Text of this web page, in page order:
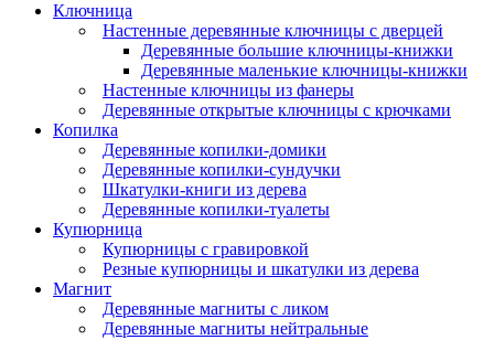
Ключница
Настенные деревянные ключницы с дверцей
Деревянные большие ключницы-книжки
Деревянные маленькие ключницы-книжки
Настенные ключницы из фанеры
Деревянные открытые ключницы с крючками
Копилка
Деревянные копилки-домики
Деревянные копилки-сундучки
Шкатулки-книги из дерева
Деревянные копилки-туалеты
Купюрница
Купюрницы с гравировкой
Резные купюрницы и шкатулки из дерева
Магнит
Деревянные магниты с ликом
Деревянные магниты нейтральные